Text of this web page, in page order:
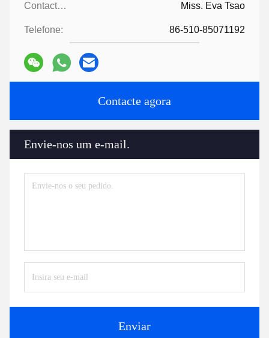
Contactos: Miss. Eva Tsao
Telefone: 86-510-85071192
Contacte agora
Envie-nos um e-mail.
Enviar